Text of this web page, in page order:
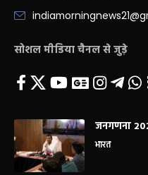
सोशल मीडिया चैनल से जुड़े
जनगणना
भारत